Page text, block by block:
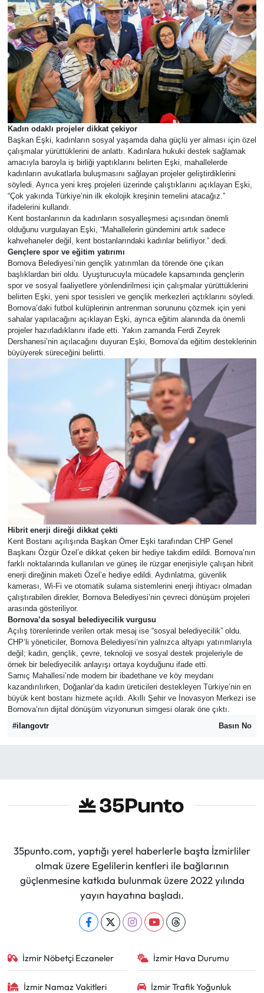
Kadın odaklı projeler dikkat çekiyor
Başkan Eşki, kadınların sosyal yaşamda daha güçlü yer alması için özel
çalışmalar yürüttüklerini de anlattı. Kadınlara hukuki destek sağlamak
amacıyla baroyla iş birliği yaptıklarını belirten Eşki, mahallelerde
kadınların avukatlarla buluşmasını sağlayan projeler geliştirdiklerini
söyledi. Ayrıca yeni kreş projeleri üzerinde çalıştıklarını açıklayan Eşki,
“Çok yakında Türkiye’nin ilk ekolojik kreşinin temelini atacağız.”
ifadelerini kullandı.
Kent bostanlarının da kadınların sosyalleşmesi açısından önemli
olduğunu vurgulayan Eşki, “Mahallelerin gündemini artık sadece
kahvehaneler değil, kent bostanlarındaki kadınlar belirliyor.” dedi.
Gençlere spor ve eğitim yatırımı
Bornova Belediyesi’nin gençlik yatırımları da törende öne çıkan
başlıklardan biri oldu. Uyuşturucuyla mücadele kapsamında gençlerin
spor ve sosyal faaliyetlere yönlendirilmesi için çalışmalar yürüttüklerini
belirten Eşki, yeni spor tesisleri ve gençlik merkezleri açtıklarını söyledi.
Bornova’daki futbol kulüplerinin antrenman sorununu çözmek için yeni
sahalar yapılacağını açıklayan Eşki, ayrıca eğitim alanında da önemli
projeler hazırladıklarını ifade etti. Yakın zamanda Ferdi Zeyrek
Dershanesi’nin açılacağını duyuran Eşki, Bornova’da eğitim desteklerinin
büyüyerek süreceğini belirtti.
Hibrit enerji direği dikkat çekti
Kent Bostanı açılışında Başkan Ömer Eşki tarafından CHP Genel
Başkanı Özgür Özel’e dikkat çeken bir hediye takdim edildi. Bornova’nın
farklı noktalarında kullanılan ve güneş ile rüzgar enerjisiyle çalışan hibrit
enerji direğinin maketi Özel’e hediye edildi. Aydınlatma, güvenlik
kamerası, Wi-Fi ve otomatik sulama sistemlerini enerji ihtiyacı olmadan
çalıştırabilen direkler, Bornova Belediyesi’nin çevreci dönüşüm projeleri
arasında gösteriliyor.
Bornova’da sosyal belediyecilik vurgusu
Açılış törenlerinde verilen ortak mesaj ise “sosyal belediyecilik” oldu.
CHP’li yöneticiler, Bornova Belediyesi’nin yalnızca altyapı yatırımlarıyla
değil; kadın, gençlik, çevre, teknoloji ve sosyal destek projeleriyle de
örnek bir belediyecilik anlayışı ortaya koyduğunu ifade etti.
Sarnıç Mahallesi’nde modern bir ibadethane ve köy meydanı
kazandırılırken, Doğanlar’da kadın üreticileri destekleyen Türkiye’nin en
büyük kent bostanı hizmete açıldı. Akıllı Şehir ve İnovasyon Merkezi ise
Bornova’nın dijital dönüşüm vizyonunun simgesi olarak öne çıktı.
#ilangovtr
Basın No
35punto.com, yaptığı yerel haberlerle başta İzmirliler
olmak üzere Egelilerin kentleri ile bağlarının
güçlenmesine katkıda bulunmak üzere 2022 yılında
yayın hayatına başladı.
İzmir Nöbetçi Eczaneler İzmir Hava Durumu
İzmir Namaz Vakitleri
İzmir Trafik Yoğunluk